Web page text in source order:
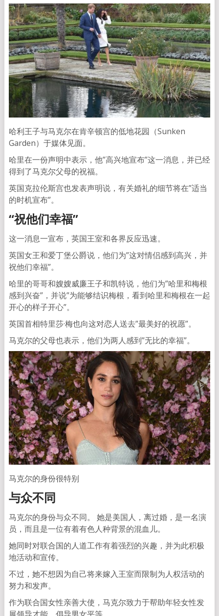
哈利王子与马克尔在肯辛顿宫的低地花园（Sunken
Garden）于媒体见面。
哈里在一份声明中表示，他”高兴地宣布”这一消息，并已经
得到了马克尔父母的祝福。
英国克拉伦斯宫也发表声明说，有关婚礼的细节将在”适当
的时机宣布”。
“祝他们幸福”
这一消息一宣布，英国王室和各界反应迅速。
英国女王和爱丁堡公爵说，他们为”这对情侣感到高兴，并
祝他们幸福”。
哈里的哥哥和嫂嫂威廉王子和凯特说，他们为”哈里和梅根
感到兴奋”，并说”为能够结识梅根，看到哈里和梅根在一起
开心的样子开心”。
英国首相特里莎·梅也向这对恋人送去”最美好的祝愿”。
马克尔的父母也表示，他们为两人感到”无比的幸福”。
马克尔的身份很特别
与众不同
马克尔的身份与众不同。 她是美国人，离过婚，是一名演
员，而且是一位有着有色人种背景的混血儿。
她同时对联合国的人道工作有着强烈的兴趣，并为此积极
地活动和宣传。
不过，她不想因为自己将来嫁入王室而限制为人权活动的
努力和发声。
作为联合国女性亲善大使，马克尔致力于帮助年轻女性发